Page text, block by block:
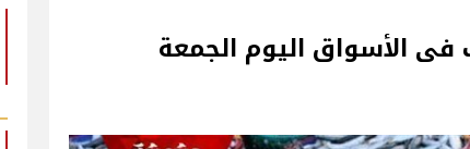
الأسواق اليوم الجمعة